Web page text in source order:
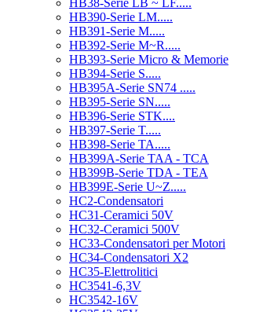
HB38-Serie LB ~ LF.....
HB390-Serie LM.....
HB391-Serie M.....
HB392-Serie M~R.....
HB393-Serie Micro & Memorie
HB394-Serie S.....
HB395A-Serie SN74 .....
HB395-Serie SN.....
HB396-Serie STK....
HB397-Serie T.....
HB398-Serie TA.....
HB399A-Serie TAA - TCA
HB399B-Serie TDA - TEA
HB399E-Serie U~Z.....
HC2-Condensatori
HC31-Ceramici 50V
HC32-Ceramici 500V
HC33-Condensatori per Motori
HC34-Condensatori X2
HC35-Elettrolitici
HC3541-6,3V
HC3542-16V